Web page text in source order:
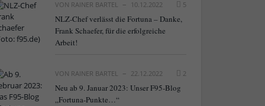
VON RAINER BARTEL 10.12.2022 5
NLZ-Chef verlässt die Fortuna – Danke,
Frank Schaefer, für die erfolgreiche
Arbeit!
VON RAINER BARTEL 22.12.2022 2
Neu ab 9. Januar 2023: Unser F95-Blog
„Fortuna-Punkte…“